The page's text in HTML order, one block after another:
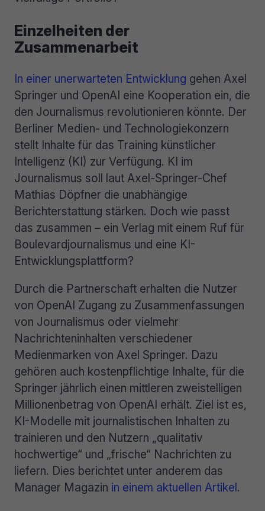
Einzelheiten der
Zusammenarbeit
In einer unerwarteten Entwicklung gehen Axel
Springer und OpenAI eine Kooperation ein, die
den Journalismus revolutionieren könnte. Der
Berliner Medien- und Technologiekonzern
stellt Inhalte für das Training künstlicher
Intelligenz (KI) zur Verfügung. KI im
Journalismus soll laut Axel-Springer-Chef
Mathias Döpfner die unabhängige
Berichterstattung stärken. Doch wie passt
das zusammen – ein Verlag mit einem Ruf für
Boulevardjournalismus und eine KI-
Entwicklungsplattform?
Durch die Partnerschaft erhalten die Nutzer
von OpenAI Zugang zu Zusammenfassungen
von Journalismus oder vielmehr
Nachrichteninhalten verschiedener
Medienmarken von Axel Springer. Dazu
gehören auch kostenpflichtige Inhalte, für die
Springer jährlich einen mittleren zweistelligen
Millionenbetrag von OpenAI erhält. Ziel ist es,
KI-Modelle mit journalistischen Inhalten zu
trainieren und den Nutzern „qualitativ
hochwertige“ und „frische“ Nachrichten zu
liefern. Dies berichtet unter anderem das
Manager Magazin in einem aktuellen Artikel .